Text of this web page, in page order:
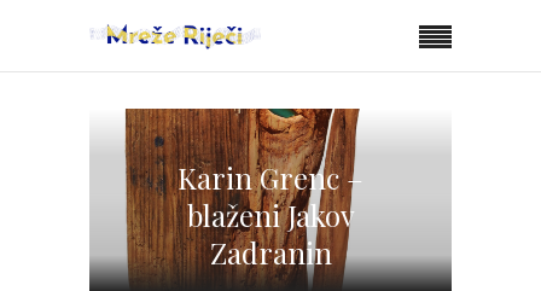
Karin Grenc –
blaženi Jakov
Zadranin